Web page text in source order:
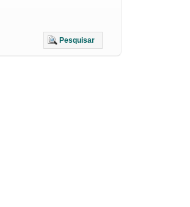
Pesquisar